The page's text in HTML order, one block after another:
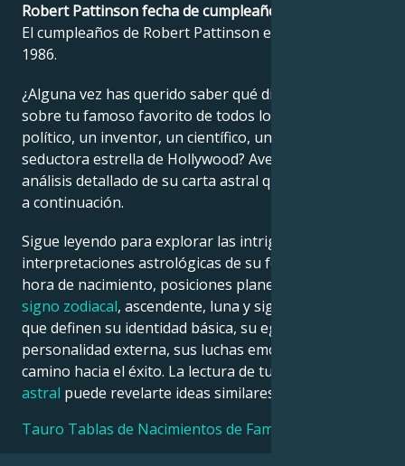
Robert Pattinson fecha de cumpleaños?
El cumpleaños de Robert Pattinson es el 13 mayo
1986.
¿Alguna vez has querido saber qué dice la astrología
sobre tu famoso favorito de todos los tiempos: un
político, un inventor, un científico, un músico o una
seductora estrella de Hollywood? Averígualo en el
análisis detallado de su carta astral que encontrarás
a continuación.
Sigue leyendo para explorar las intrigantes
interpretaciones astrológicas de su fecha, lugar y
hora de nacimiento, posiciones planetarias, casas,
signo zodiacal, ascendente, luna y signo ascendente,
que definen su identidad básica, su ego, su
personalidad externa, sus luchas emocionales y su
camino hacia el éxito. La lectura de tu propia
astral puede revelarte ideas similares.
Tauro Tablas de Nacimientos de Famosos